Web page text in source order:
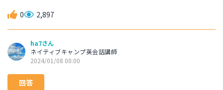
0 2,897
ha7さん
ネイティブキャンプ英会話講師
2024/01/08 00:00
回答